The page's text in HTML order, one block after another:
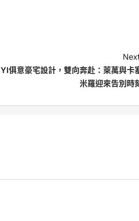
俱意豪宅設計，雙向奔赴：萊萬與卡
米羅迎來告別時